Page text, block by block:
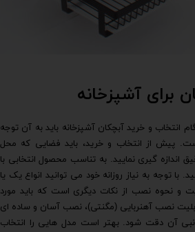
برای آشپزخانه
انتخاب و خرید آبچکان آشپزخانه باید به آن توجه
پیش از انتخاب و خرید، باید فضایی که محل
اندازه گیری نمایید. به تناسب محصول انتخابی با
توجه به نیاز روزانه خود می توانید انواع یک یا
و نحوه نصب از نکات دیگری است که باید مورد
نصب آهنربایی (مگنتی)، نصب آسان و ساده ای
آن دقت شود. بهتر است مدل هایی را انتخاب